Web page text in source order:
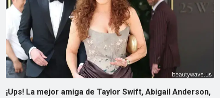
¡Ups! La mejor amiga de Taylor Swift, Abigail Anderson,